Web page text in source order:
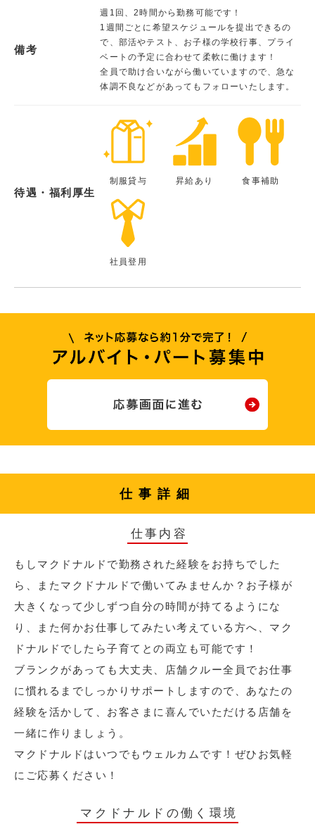
備考
週1回、2時間から勤務可能です！
1週間ごとに希望スケジュールを提出できるの
で、部活やテスト、お子様の学校行事、プライ
ベートの予定に合わせて柔軟に働けます！
全員で助け合いながら働いていますので、急な
体調不良などがあってもフォローいたします。
待遇・福利厚生
制服貸与 昇給あり 食事補助
社員登用
仕事詳細
仕事内容
もしマクドナルドで勤務された経験をお持ちでした
ら、またマクドナルドで働いてみませんか？お子様が
大きくなって少しずつ自分の時間が持てるようにな
り、また何かお仕事してみたい考えている方へ、マク
ドナルドでしたら子育てとの両立も可能です！
ブランクがあっても大丈夫、店舗クルー全員でお仕事
に慣れるまでしっかりサポートしますので、あなたの
経験を活かして、お客さまに喜んでいただける店舗を
一緒に作りましょう。
マクドナルドはいつでもウェルカムです！ぜひお気軽
にご応募ください！
マクドナルドの働く環境